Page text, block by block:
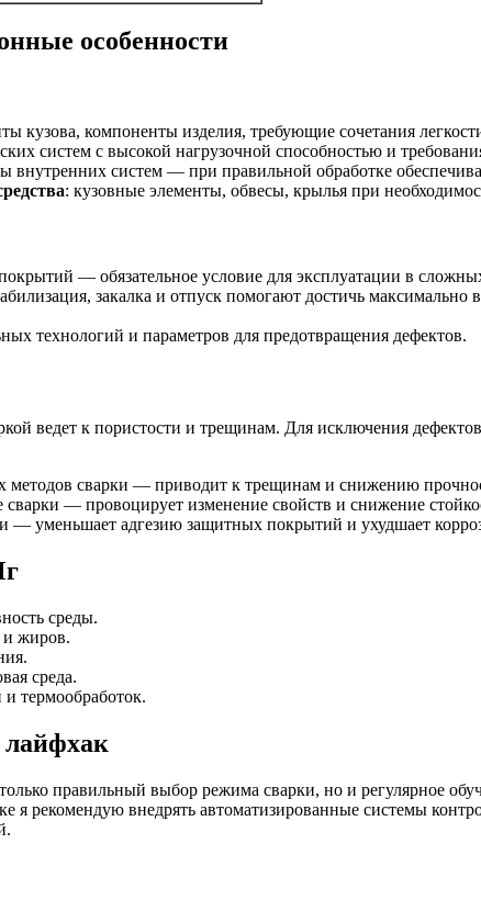
особенности
кузова, компоненты изделия, требующие сочетания
систем с высокой нагрузочной способностью и
внутренних систем — при правильной обработке
: кузовные элементы, обвесы, крылья при
— обязательное условие для эксплуатации в
закалка и отпуск помогают достичь
технологий и параметров для предотвращения дефектов.
ведет к пористости и трещинам. Для исключения
методов сварки — приводит к трещинам и снижению
сварки — провоцирует изменение свойств и снижение
— уменьшает адгезию защитных покрытий и ухудшает
среды.
и жиров.
среда.
термообработок.
лайфхак
правильный выбор режима сварки, но и регулярное
рекомендую внедрять автоматизированные системы